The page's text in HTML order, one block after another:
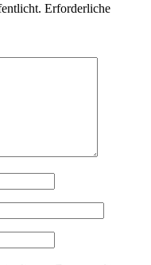
Erforderliche